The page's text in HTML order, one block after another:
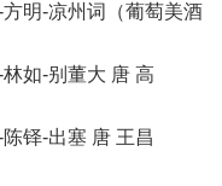
明-凉州词（葡萄美酒
如-别董大 唐 高
铎-出塞 唐 王昌